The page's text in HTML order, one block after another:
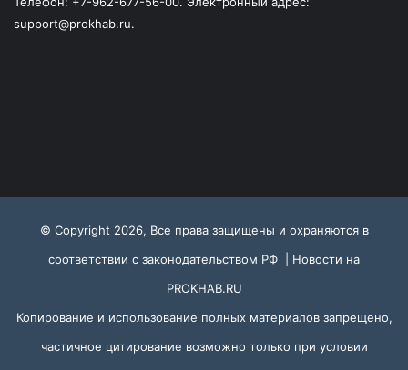
support@prokhab.ru.
© Copyright 2026, Все права защищены и охраняются в
соответствии с законодательством РФ | Новости на
PROKHAB.RU
Копирование и использование полных материалов запрещено,
частичное цитирование возможно только при условии